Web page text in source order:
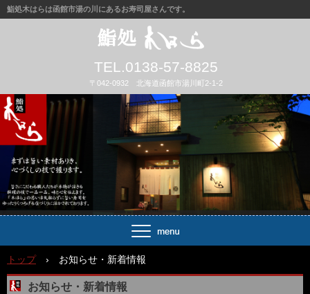
鮨処木はらは函館市湯の川にあるお寿司屋さんです。
TEL.0138-57-8825
〒042-0932 北海道函館市湯川町2-1-2
トップ › お知らせ・新着情報
お知らせ・新着情報